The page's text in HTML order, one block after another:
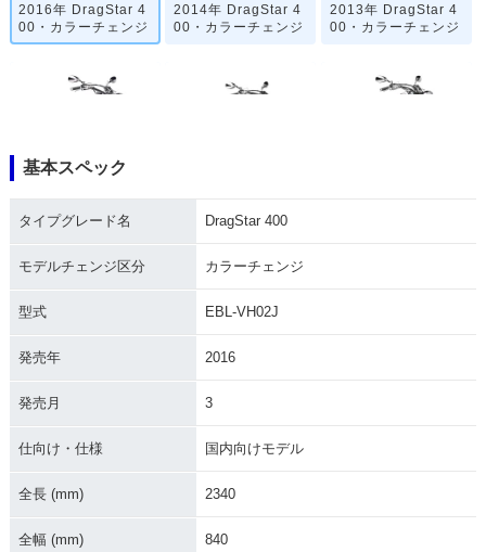
2016年 DragStar 4
00・カラーチェンジ
2014年 DragStar 4
00・カラーチェンジ
2013年 DragStar 4
00・カラーチェンジ
00・カラーチェンジ
00・カラーチェンジ
基本スペック
タイプグレード名 DragStar 400
モデルチェンジ区分 カラーチェンジ
型式 EBL-VH02J
発売年 2016
発売月 3
仕向け・仕様 国内向けモデル
全長 (mm) 2340
全幅 (mm) 840